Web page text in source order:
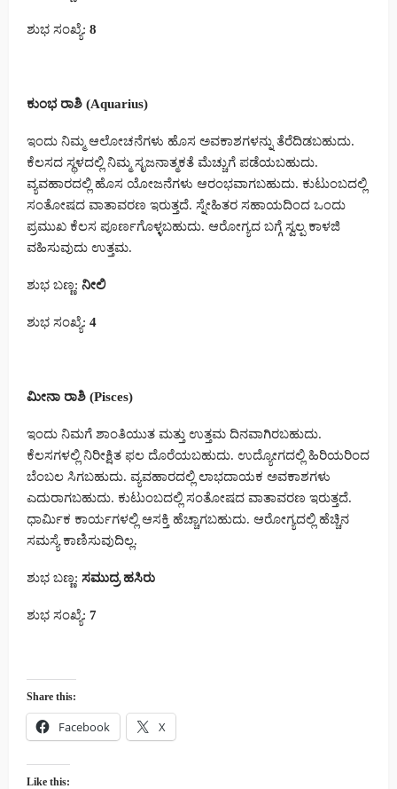
ಶುಭ ಸಂಖ್ಯೆ: 8
ಕುಂಭ ರಾಶಿ (Aquarius)
ಇಂದು ನಿಮ್ಮ ಆಲೋಚನೆಗಳು ಹೊಸ ಅವಕಾಶಗಳನ್ನು ತೆರೆದಿಡಬಹುದು.
ಕೆಲಸದ ಸ್ಥಳದಲ್ಲಿ ನಿಮ್ಮ ಸೃಜನಾತ್ಮಕತೆ ಮೆಚ್ಚುಗೆ ಪಡೆಯಬಹುದು.
ವ್ಯವಹಾರದಲ್ಲಿ ಹೊಸ ಯೋಜನೆಗಳು ಆರಂಭವಾಗಬಹುದು. ಕುಟುಂಬದಲ್ಲಿ
ಸಂತೋಷದ ವಾತಾವರಣ ಇರುತ್ತದೆ. ಸ್ನೇಹಿತರ ಸಹಾಯದಿಂದ ಒಂದು
ಪ್ರಮುಖ ಕೆಲಸ ಪೂರ್ಣಗೊಳ್ಳಬಹುದು. ಆರೋಗ್ಯದ ಬಗ್ಗೆ ಸ್ವಲ್ಪ ಕಾಳಜಿ
ವಹಿಸುವುದು ಉತ್ತಮ.
ಶುಭ ಬಣ್ಣ: ನೀಲಿ
ಶುಭ ಸಂಖ್ಯೆ: 4
ಮೀನಾ ರಾಶಿ (Pisces)
ಇಂದು ನಿಮಗೆ ಶಾಂತಿಯುತ ಮತ್ತು ಉತ್ತಮ ದಿನವಾಗಿರಬಹುದು.
ಕೆಲಸಗಳಲ್ಲಿ ನಿರೀಕ್ಷಿತ ಫಲ ದೊರೆಯಬಹುದು. ಉದ್ಯೋಗದಲ್ಲಿ ಹಿರಿಯರಿಂದ
ಬೆಂಬಲ ಸಿಗಬಹುದು. ವ್ಯವಹಾರದಲ್ಲಿ ಲಾಭದಾಯಕ ಅವಕಾಶಗಳು
ಎದುರಾಗಬಹುದು. ಕುಟುಂಬದಲ್ಲಿ ಸಂತೋಷದ ವಾತಾವರಣ ಇರುತ್ತದೆ.
ಧಾರ್ಮಿಕ ಕಾರ್ಯಗಳಲ್ಲಿ ಆಸಕ್ತಿ ಹೆಚ್ಚಾಗಬಹುದು. ಆರೋಗ್ಯದಲ್ಲಿ ಹೆಚ್ಚಿನ
ಸಮಸ್ಯೆ ಕಾಣಿಸುವುದಿಲ್ಲ.
ಶುಭ ಬಣ್ಣ: ಸಮುದ್ರ ಹಸಿರು
ಶುಭ ಸಂಖ್ಯೆ: 7
Share this:
Facebook X
Like this: